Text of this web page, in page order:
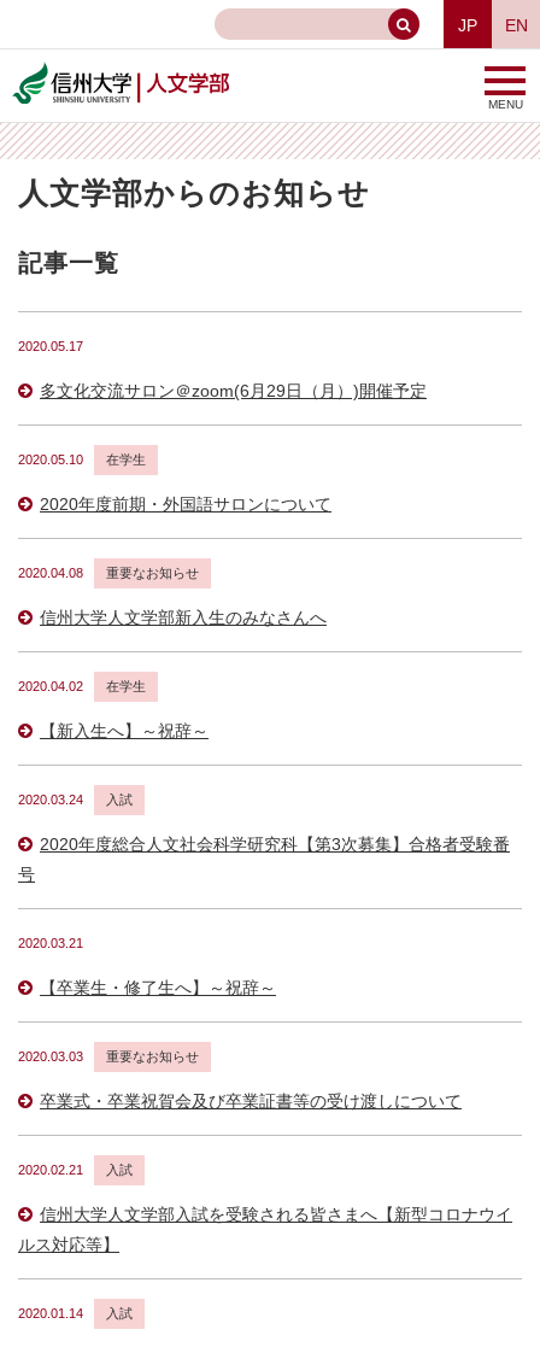
JP EN
MENU
人文学部からのお知らせ
記事一覧
2020.05.17
多文化交流サロン＠zoom(6月29日（月）)開催予定
2020.05.10 在学生
2020年度前期・外国語サロンについて
2020.04.08 重要なお知らせ
信州大学人文学部新入生のみなさんへ
2020.04.02 在学生
【新入生へ】～祝辞～
2020.03.24 入試
2020年度総合人文社会科学研究科【第3次募集】合格者受験番
号
2020.03.21
【卒業生・修了生へ】～祝辞～
2020.03.03 重要なお知らせ
卒業式・卒業祝賀会及び卒業証書等の受け渡しについて
2020.02.21 入試
信州大学人文学部入試を受験される皆さまへ【新型コロナウイ
ルス対応等】
2020.01.14 入試